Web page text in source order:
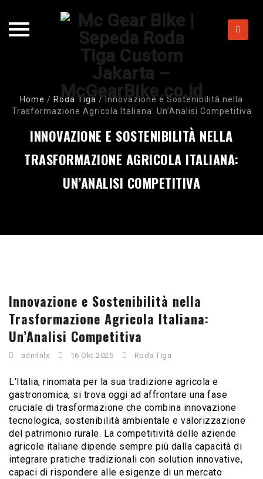
Home / Roda Tiga /Innovazione e Sostenibilità nella
Trasformazione Agricola Italiana: Un’Analisi Competitiva
INNOVAZIONE E SOSTENIBILITÀ NELLA
TRASFORMAZIONE AGRICOLA ITALIANA:
UN’ANALISI COMPETITIVA
Innovazione e Sostenibilità nella
Trasformazione Agricola Italiana:
Un’Analisi Competitiva
admlnlx 16 Okt 2025 Roda Tiga
L’Italia, rinomata per la sua tradizione agricola e
gastronomica, si trova oggi ad affrontare una fase
cruciale di trasformazione che combina innovazione
tecnologica, sostenibilità ambientale e valorizzazione
del patrimonio rurale. La competitività delle aziende
agricole italiane dipende sempre più dalla capacità di
integrare pratiche tradizionali con solution innovative,
capaci di rispondere alle esigenze di un mercato